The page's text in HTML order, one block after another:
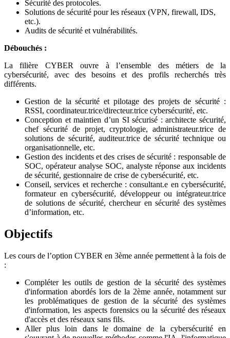
Sécurité des protocoles.
Solutions de sécurité pour les réseaux (VPN, firewall, IDS,
etc.).
Audits de sécurité et vulnérabilités.
Débouchés :
La filière CYBER ouvre à l’ensemble des métiers de la
cybersécurité, avec des besoins et des profils recherchés très
différents.
Gestion de la sécurité et pilotage des projets de sécurité :
RSSI, coordinateur.trice/directeur.trice cybersécurité, etc.
Conception et maintien d’un SI sécurisé : architecte sécurité,
chef sécurité de projet, cryptologie, administrateur.trice de
solutions de sécurité, auditeur.trice de sécurité technique ou
organisationnelle, etc.
Gestion des incidents et des crises de sécurité : responsable de
SOC, opérateur analyse SOC, analyste réponse aux incidents
de sécurité, gestionnaire de crise de cybersécurité, etc.
Conseil, services et recherche : consultant.e en cybersécurité,
formateur en cybersécurité, développeur ou intégrateur.trice
de solutions de sécurité, chercheur en sécurité des systèmes
d’information, etc.
Objectifs
Les cours de l’option CYBER en 3ème année permettent à la fois de
:
Compléter les outils de gestion de la sécurité des systèmes
d'information abordés lors de la 2ème année, notamment sur
les problématiques de gestion de la sécurité des systèmes
d'information, les aspects forensics ou la sécurité des réseaux
d'accès et des réseaux sans fils.
Aller plus loin dans le domaine de la cybersécurité en